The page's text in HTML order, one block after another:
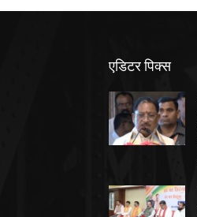
एडिटर पिक्स